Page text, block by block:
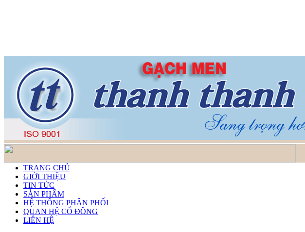
TRANG CHỦ
GIỚI THIỆU
TIN TỨC
SẢN PHẨM
HỆ THỐNG PHÂN PHỐI
QUAN HỆ CỔ ĐÔNG
LIÊN HỆ